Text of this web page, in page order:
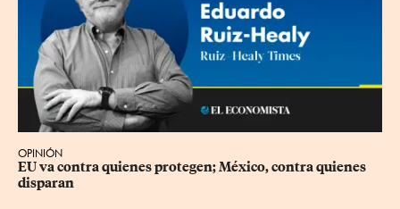
OPINIÓN
EU va contra quienes protegen; México, contra quienes
disparan